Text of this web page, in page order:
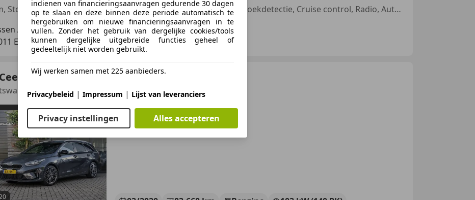
Alarm, Stoelverwarming, Lichtmetalen velgen, LED verlichting, Dodehoekdetectie, Cruise control, Radio, Automatische klimaatregeling
Auto's
EW GAANDEREN
SW / cee'd SW
1.4 T-GDi GT-Line Automaat Navi Alcant
€ 19.750
indienen van financieringsaanvragen gedurende 30 dagen
op te slaan en deze binnen deze periode automatisch te
hergebruiken om nieuwe financieringsaanvragen in te
vullen. Zonder het gebruik van dergelijke cookies/tools
kunnen dergelijke uitgebreide functies geheel of
gedeeltelijk niet worden gebruikt.
Wij werken samen met 225 aanbieders.
Privacybeleid | Impressum | Lijst van leveranciers
Privacy instellingen Alles accepteren